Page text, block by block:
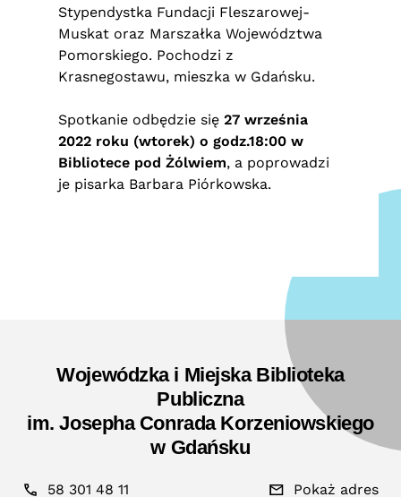
Stypendystka Fundacji Fleszarowej-
Muskat oraz Marszałka Województwa
Pomorskiego. Pochodzi z
Krasnegostawu, mieszka w Gdańsku.
Spotkanie odbędzie się 27 września
2022 roku (wtorek) o godz.18:00 w
Bibliotece pod Żólwiem, a poprowadzi
je pisarka Barbara Piórkowska.
Wojewódzka i Miejska Biblioteka
Publiczna
im. Josepha Conrada Korzeniowskiego
w Gdańsku
58 301 48 11 Pokaż adres